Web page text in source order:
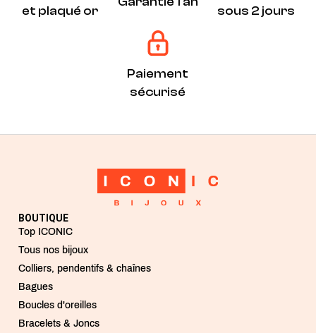
et plaqué or
sous 2 jours
Paiement
sécurisé
BOUTIQUE
Top ICONIC
Tous nos bijoux
Colliers, pendentifs & chaînes
Bagues
Boucles d'oreilles
Bracelets & Joncs